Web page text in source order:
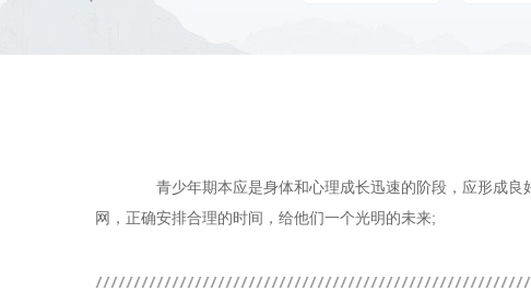
青少年期本应是身体和心理成长迅速的阶段，应形成良
网，正确安排合理的时间，给他们一个光明的未来;